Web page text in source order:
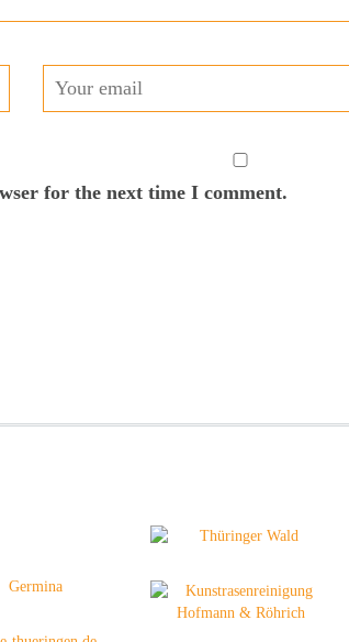
for the next time I comment.